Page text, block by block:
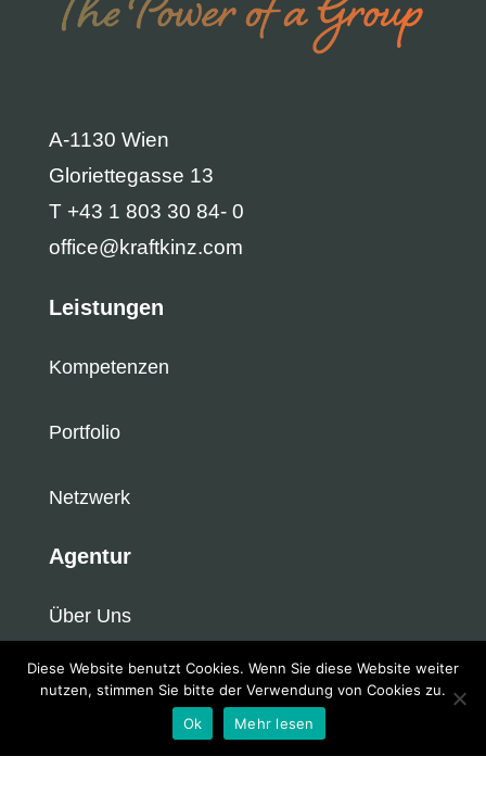
A-1130 Wien
Gloriettegasse 13
T +43 1 803 30 84- 0
office@kraftkinz.com
Leistungen
Kompetenzen
Portfolio
Netzwerk
Agentur
Über Uns
Newsroom
Diese Website benutzt Cookies. Wenn Sie diese Website weiter
nutzen, stimmen Sie bitte der Verwendung von Cookies zu.
Ok
Mehr lesen